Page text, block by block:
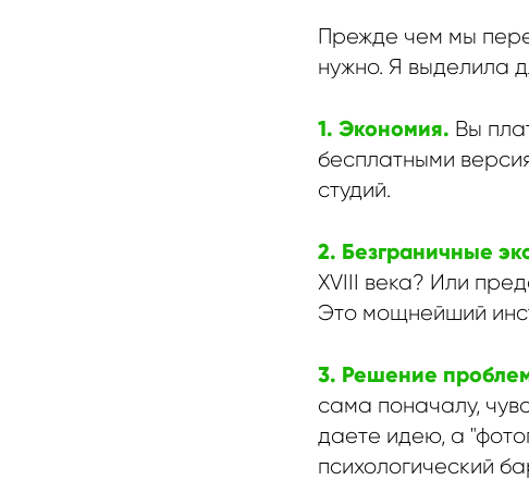
Прежде чем мы
нужно. Я выделила
1. Экономия. Вы
бесплатными
студий.
2. Безграничные
XVIII века? Или
Это мощнейший
3. Решение
сама поначалу,
даете идею, а
психологический